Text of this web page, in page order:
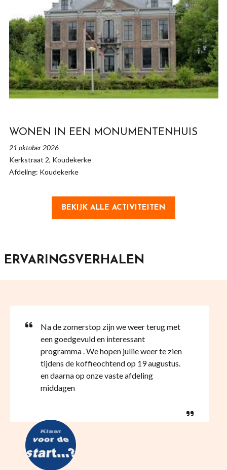
WONEN IN EEN MONUMENTENHUIS
21 oktober 2026
Kerkstraat 2, Koudekerke
Afdeling: Koudekerke
BEKIJK ALLE ACTIVITEITEN
ERVARINGSVERHALEN
Na de zomerstop zijn we weer terug met
een goedgevuld en interessant
programma . We hopen jullie weer te zien
tijdens de koffieochtend op 19 augustus.
en daarna op onze vaste afdeling
middagen